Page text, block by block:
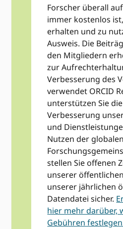
Forscher überall
immer kostenlos
erhalten und zu
Ausweis. Die
den Mitgliedern
zur
Verbesserung des
verwendet ORCID
unterstützen Sie die
Verbesserung
und
Nutzen der globalen
stellen Sie offenen
unserer
unserer jährlichen
Datendatei sicher.
hier mehr darüber,
Gebühren